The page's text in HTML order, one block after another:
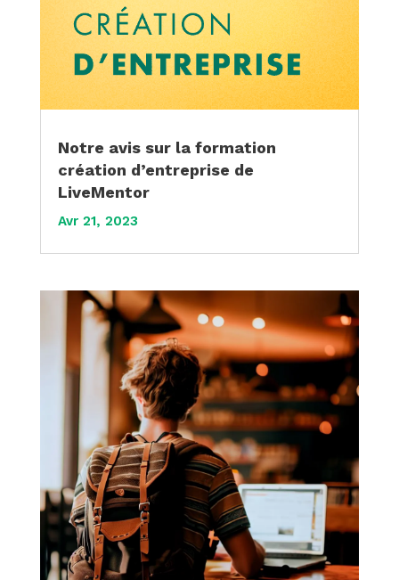
Notre avis sur la formation
création d’entreprise de
LiveMentor
Avr 21, 2023